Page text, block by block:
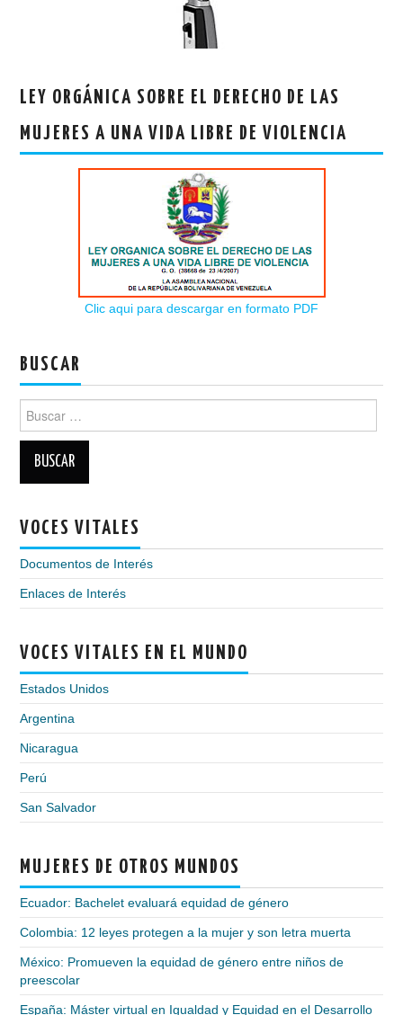
LEY ORGÁNICA SOBRE EL DERECHO DE LAS
MUJERES A UNA VIDA LIBRE DE VIOLENCIA
Clic aqui para descargar en formato PDF
BUSCAR
VOCES VITALES
Documentos de Interés
Enlaces de Interés
VOCES VITALES EN EL MUNDO
Estados Unidos
Argentina
Nicaragua
Perú
San Salvador
MUJERES DE OTROS MUNDOS
Ecuador: Bachelet evaluará equidad de género
Colombia: 12 leyes protegen a la mujer y son letra muerta
México: Promueven la equidad de género entre niños de
preescolar
España: Máster virtual en Igualdad y Equidad en el Desarrollo